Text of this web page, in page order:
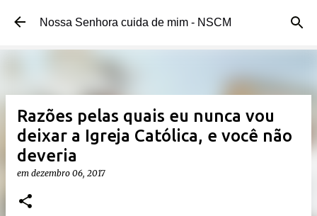
Pular para o conteúdo principal
Nossa Senhora cuida de mim - NSCM
Razões pelas quais eu nunca vou
deixar a Igreja Católica, e você não
deveria
em dezembro 06, 2017